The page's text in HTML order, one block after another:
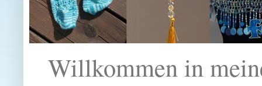
Willkommen in